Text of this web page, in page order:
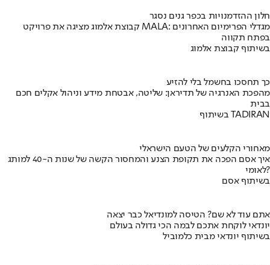
חלון ההזדמנויות בכפר גנים נסגר
קבוצת אלמוג מציגה את פרויקט MALA: מגדלי הפרימיום האחרונים
בפתח תקווה
בשיתוף קבוצת אלמוג
כך תחסכו בחשמל בלי להזיע
מהפכת האנרגיה של תדיראן: שליטה, אבטחת מידע וניהול אקלים חכם
בבית
בשיתוף TADIRAN
מאחורי הקלעים של הטעם הישראלי
איך אסם הפכה את תקופת הצנע והמחסור הקשה של שנות ה-40 למותג
לאומי?
בשיתוף אסם
אתם עוד לא שם? הטיסה למונדיאל כבר יצאה
יונדאי לוקחת אתכם לבמה הכי גדולה בעולם
בשיתוף יונדאי מבית כלמוביל